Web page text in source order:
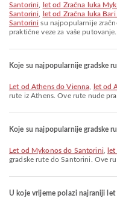
Santorini
let od Zračna luka
Santorini
let od Zračna luka
Santorini su najpopularnije
praktične veze za vaše putovanje.
Koje su najpopularnije gradske
let od Athens do Vienna let od
rute iz Athens. Ove rute nude
Koje su najpopularnije gradske
let od Mykonos do Santorini
gradske rute do Santorini. Ove
U koje vrijeme polazi najraniji